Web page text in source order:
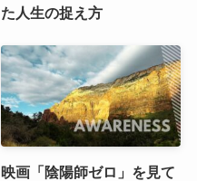
た人生の捉え方
映画「陰陽師ゼロ」を見て